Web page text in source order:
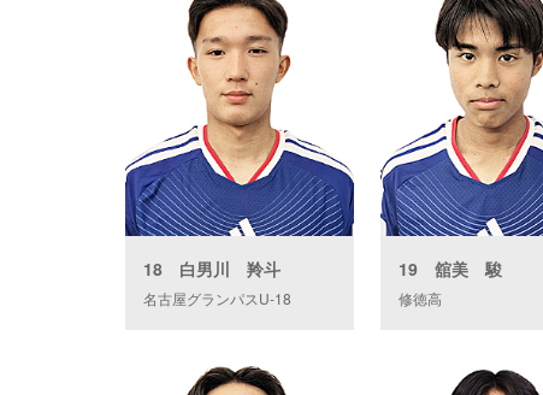
18 白男川 羚斗
名古屋グランパスU-18
19 舘美 駿
修徳高